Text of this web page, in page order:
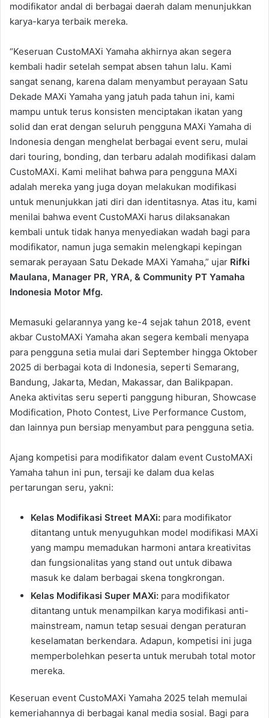
modifikator andal di berbagai daerah dalam menunjukkan
karya-karya terbaik mereka.
“Keseruan CustoMAXi Yamaha akhirnya akan segera
kembali hadir setelah sempat absen tahun lalu. Kami
sangat senang, karena dalam menyambut perayaan Satu
Dekade MAXi Yamaha yang jatuh pada tahun ini, kami
mampu untuk terus konsisten menciptakan ikatan yang
solid dan erat dengan seluruh pengguna MAXi Yamaha di
Indonesia dengan menghelat berbagai event seru, mulai
dari touring, bonding, dan terbaru adalah modifikasi dalam
CustoMAXi. Kami melihat bahwa para pengguna MAXi
adalah mereka yang juga doyan melakukan modifikasi
untuk menunjukkan jati diri dan identitasnya. Atas itu, kami
menilai bahwa event CustoMAXi harus dilaksanakan
kembali untuk tidak hanya menyediakan wadah bagi para
modifikator, namun juga semakin melengkapi kepingan
semarak perayaan Satu Dekade MAXi Yamaha,” ujar Rifki
Maulana, Manager PR, YRA, & Community PT Yamaha
Indonesia Motor Mfg.
Memasuki gelarannya yang ke-4 sejak tahun 2018, event
akbar CustoMAXi Yamaha akan segera kembali menyapa
para pengguna setia mulai dari September hingga Oktober
2025 di berbagai kota di Indonesia, seperti Semarang,
Bandung, Jakarta, Medan, Makassar, dan Balikpapan.
Aneka aktivitas seru seperti panggung hiburan, Showcase
Modification, Photo Contest, Live Performance Custom,
dan lainnya pun bersiap menyambut para pengguna setia.
Ajang kompetisi para modifikator dalam event CustoMAXi
Yamaha tahun ini pun, tersaji ke dalam dua kelas
pertarungan seru, yakni:
Kelas Modifikasi Street MAXi: para modifikator
ditantang untuk menyuguhkan model modifikasi MAXi
yang mampu memadukan harmoni antara kreativitas
dan fungsionalitas yang stand out untuk dibawa
masuk ke dalam berbagai skena tongkrongan.
Kelas Modifikasi Super MAXi: para modifikator
ditantang untuk menampilkan karya modifikasi anti-
mainstream, namun tetap sesuai dengan peraturan
keselamatan berkendara. Adapun, kompetisi ini juga
memperbolehkan peserta untuk merubah total motor
mereka.
Keseruan event CustoMAXi Yamaha 2025 telah memulai
kemeriahannya di berbagai kanal media sosial. Bagi para